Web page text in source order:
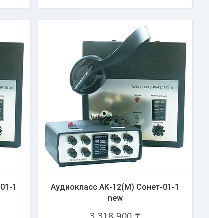
1
Аудиокласс АК-12(М) Сонет-01-1
new
3 318 900 ₸